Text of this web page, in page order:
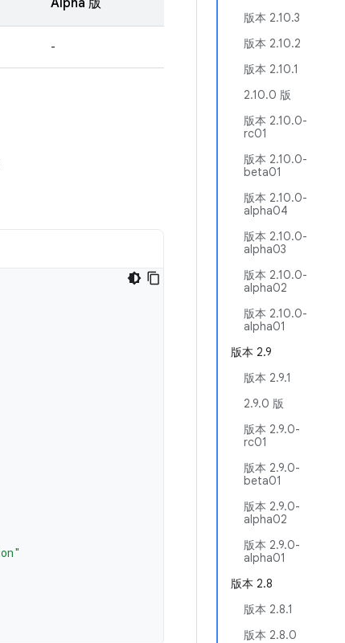
版本 2.10.3
版本 2.10.2
版本 2.10.1
2.10.0 版
版本 2.10.0-
rc01
版本 2.10.0-
beta01
版本 2.10.0-
alpha04
版本 2.10.0-
alpha03
版本 2.10.0-
alpha02
版本 2.10.0-
alpha01
版本 2.9
版本 2.9.1
2.9.0 版
版本 2.9.0-
rc01
版本 2.9.0-
beta01
版本 2.9.0-
alpha02
版本 2.9.0-
alpha01
版本 2.8
版本 2.8.1
版本 2.8.0
Alpha 版
-